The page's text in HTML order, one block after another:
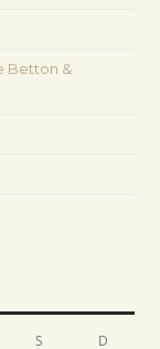
Betton &
S D